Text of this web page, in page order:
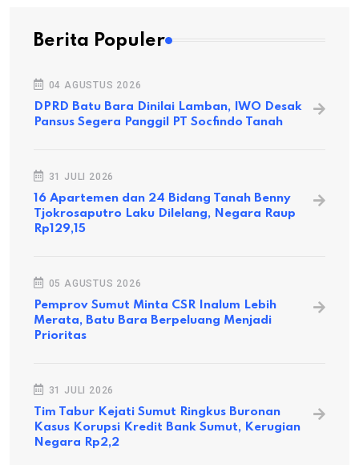
Berita Populer
04 AGUSTUS 2026
DPRD Batu Bara Dinilai Lamban, IWO Desak
Pansus Segera Panggil PT Socfindo Tanah
31 JULI 2026
16 Apartemen dan 24 Bidang Tanah Benny
Tjokrosaputro Laku Dilelang, Negara Raup
Rp129,15
05 AGUSTUS 2026
Pemprov Sumut Minta CSR Inalum Lebih
Merata, Batu Bara Berpeluang Menjadi
Prioritas
31 JULI 2026
Tim Tabur Kejati Sumut Ringkus Buronan
Kasus Korupsi Kredit Bank Sumut, Kerugian
Negara Rp2,2